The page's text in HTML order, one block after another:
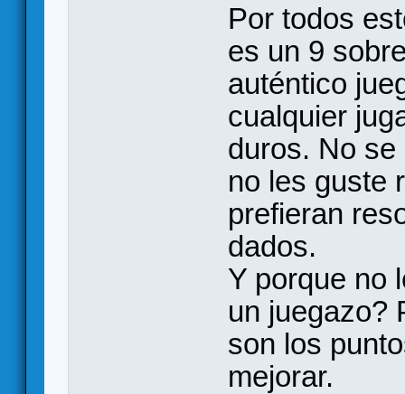
Por todos
es un 9
auténtico
cualquier
duros. No
no les guste
prefieran
dados.
Y porque no
un juegazo?
son los
mejorar.